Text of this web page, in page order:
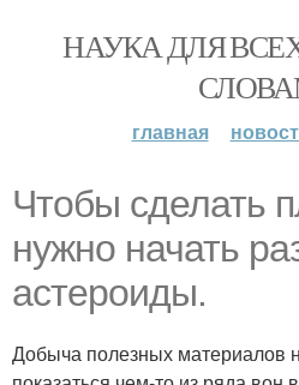
НАУКА ДЛЯ
главная
Чтобы сделать
нужно начать
астероиды.
Добыча полезных материалов